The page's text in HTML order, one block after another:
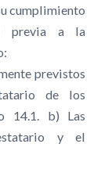
cumplimiento
previa a la
previstos
de los
14.1. b) Las
y el